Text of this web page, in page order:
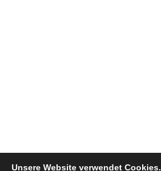
Unsere Website verwendet Cookies.